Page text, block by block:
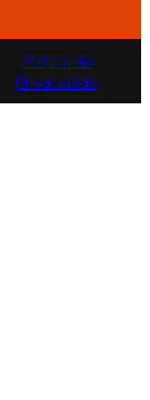
Política de
Privacidade